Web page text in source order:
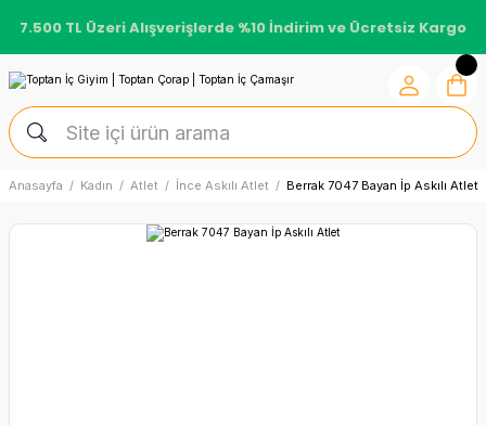
7.500 TL Üzeri Alışverişlerde %10 İndirim ve Ücretsiz Kargo
Anasayfa Kadın Atlet İnce Askılı Atlet Berrak 7047 Bayan İp Askılı Atlet